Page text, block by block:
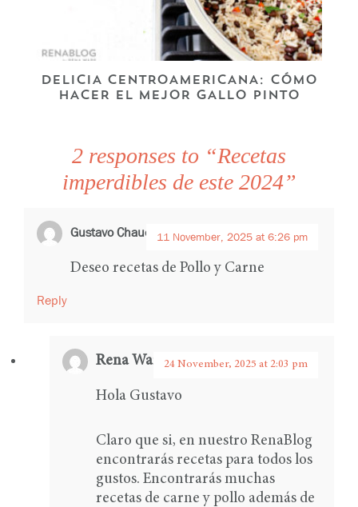
DELICIA CENTROAMERICANA: CÓMO
HACER EL MEJOR GALLO PINTO
2 responses to “Recetas
imperdibles de este 2024”
Gustavo Chauca says:
11 November, 2025 at 6:26 pm
Deseo recetas de Pollo y Carne
Reply
Rena Ware International says:
24 November, 2025 at 2:03 pm
Hola Gustavo
Claro que si, en nuestro RenaBlog
encontrarás recetas para todos los
gustos. Encontrarás muchas
recetas de carne y pollo además de